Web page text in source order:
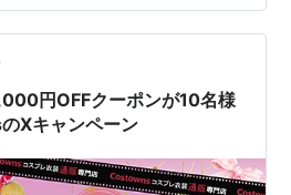
ツ 緋八マナ 星導ショウ 小柳ロウ
伯イッテツ 8人そ…
円OFFクーポンが10名様
Xキャンペーン